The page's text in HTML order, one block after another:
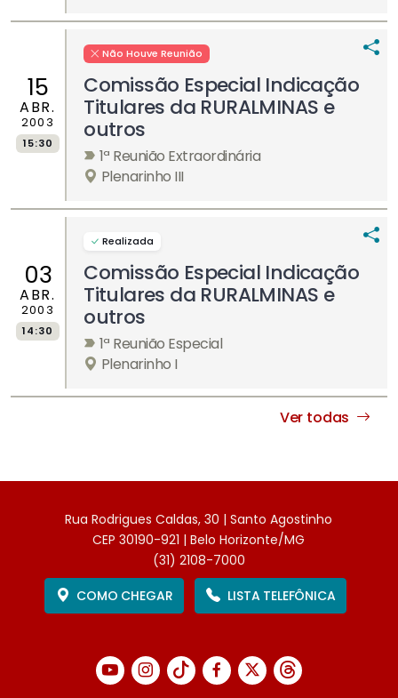
15
ABR.
2003
15:30
Não Houve Reunião
Comissão Especial Indicação
Titulares da RURALMINAS e
outros
1ª Reunião Extraordinária
Plenarinho III
03
ABR.
2003
14:30
Realizada
Comissão Especial Indicação
Titulares da RURALMINAS e
outros
1ª Reunião Especial
Plenarinho I
Ver todas
Rua Rodrigues Caldas, 30 | Santo Agostinho
CEP 30190-921 | Belo Horizonte/MG
(31) 2108-7000
COMO CHEGAR
LISTA TELEFÔNICA